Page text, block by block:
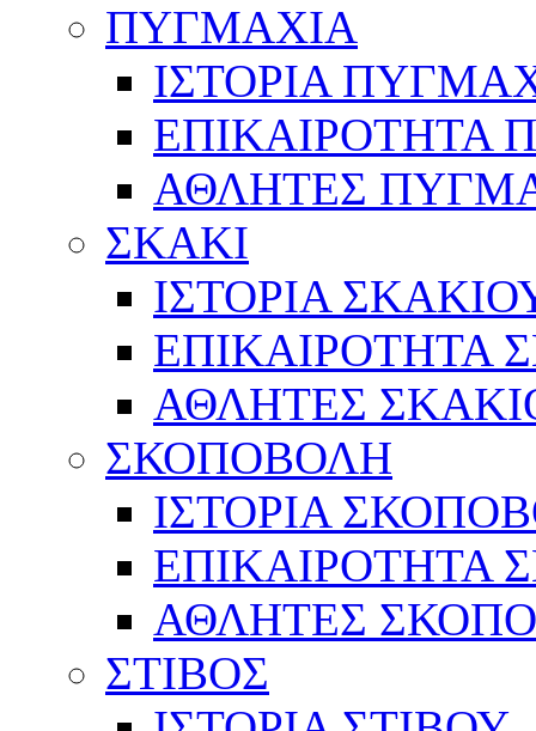
ΠΥΓΜΑΧΙΑ
ΙΣΤΟΡΙΑ
ΕΠΙΚΑΙΡΟΤΗΤΑ
ΑΘΛΗΤΕΣ
ΣΚΑΚΙ
ΙΣΤΟΡΙΑ
ΕΠΙΚΑΙΡΟΤΗΤΑ
ΑΘΛΗΤΕΣ
ΣΚΟΠΟΒΟΛΗ
ΙΣΤΟΡΙΑ
ΕΠΙΚΑΙΡΟΤΗΤΑ
ΑΘΛΗΤΕΣ
ΣΤΙΒΟΣ